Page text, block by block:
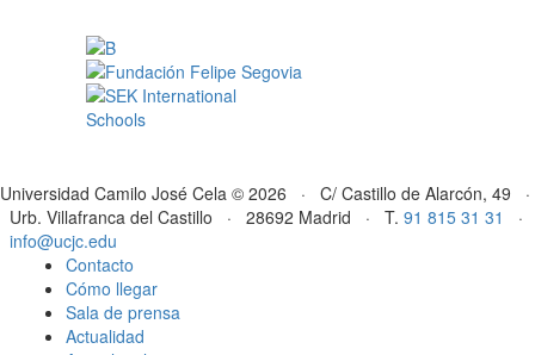
Universidad Camilo José Cela © 2026 · C/ Castillo de Alarcón, 49 ·
Urb. Villafranca del Castillo · 28692 Madrid · T. 91 815 31 31
·
info@ucjc.edu
Contacto
Cómo llegar
Sala de prensa
Actualidad